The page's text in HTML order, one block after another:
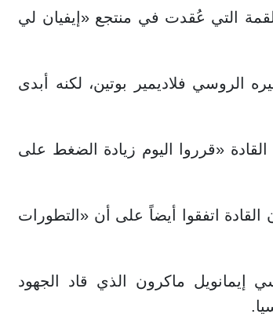
التي عُقدت في منتجع «إيفيان لي
الروسي فلاديمير بوتين، لكنه أبدى
«قرروا اليوم زيادة الضغط على
اتفقوا أيضاً على أن «التطورات
إيمانويل ماكرون الذي قاد الجهود